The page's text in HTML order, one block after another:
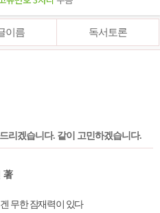
이름 독서토론
리겠습니다. 같이 고민하겠습니다.
著
무한 잠재력이 있다